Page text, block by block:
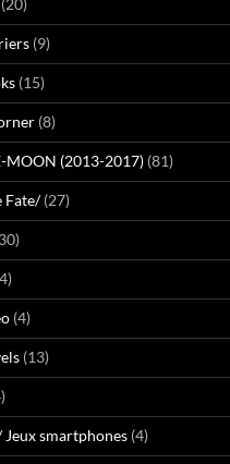
(20)
(9)
(15)
(8)
MOON (2013-2017) (81)
Fate/(27)
(4)
(13)
Jeux smartphones (4)